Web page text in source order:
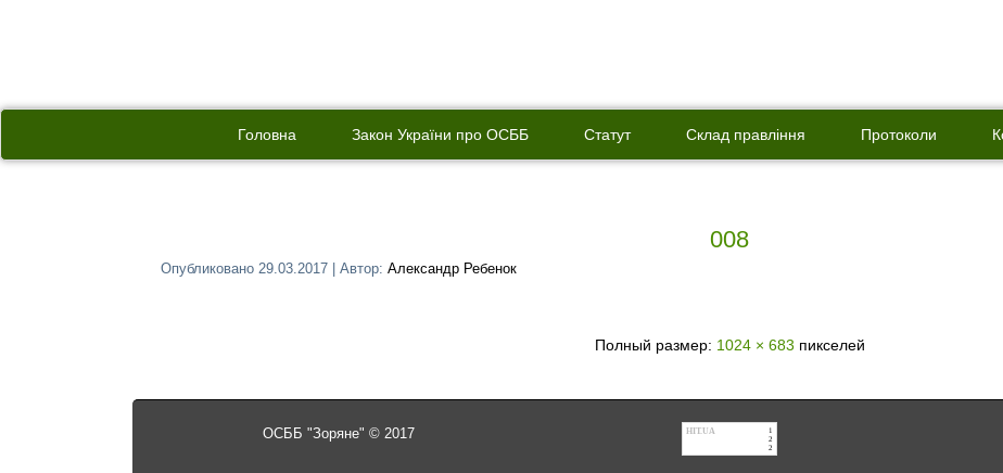
Головна Закон України про ОСББ Статут Склад правління Протоколи
008
Опубликовано 29.03.2017 Автор: Александр Ребенок
Полный размер: 1024 × 683 пикселей
ОСББ "Зоряне" © 2017 HIT.UA
1
2
2